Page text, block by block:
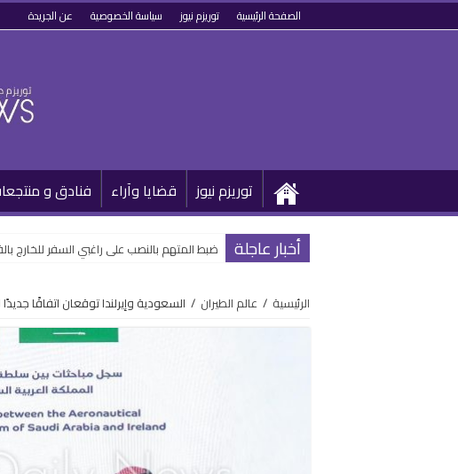
الصفحة الرئيسية توريزم نيوز سياسة الخصوصية عن الجريدة
توريزم نيوز قضايا وآراء فنادق و
أخبار عاجلة ضبط المتهم بالنصب على راغبي السفر للخارج
الرئيسية / عالم الطيران / السعودية وإيرلندا توقعان اتفاقًا